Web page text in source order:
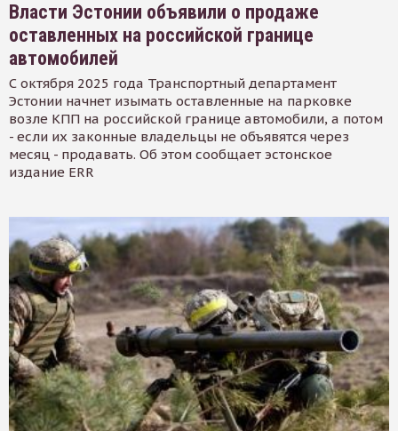
Власти Эстонии объявили о продаже
оставленных на российской границе
автомобилей
С октября 2025 года Транспортный департамент
Эстонии начнет изымать оставленные на парковке
возле КПП на российской границе автомобили, а потом
- если их законные владельцы не объявятся через
месяц - продавать. Об этом сообщает эстонское
издание ERR